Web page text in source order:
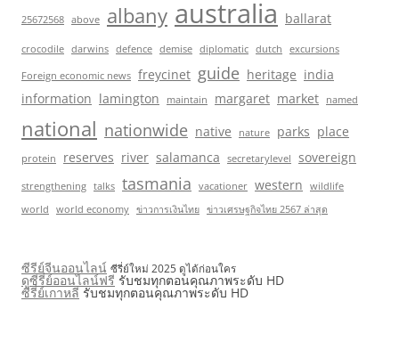
25672568 above albany australia ballarat
crocodile darwins defence demise diplomatic dutch excursions
Foreign economic news freycinet guide heritage india
information lamington maintain margaret market named
national nationwide native nature parks place
protein reserves river salamanca secretarylevel sovereign
strengthening talks tasmania vacationer western
wildlife
world
world economy ข่าวการเงินไทย ข่าวเศรษฐกิจไทย 2567 ล่าสุด
ซีรีย์จีนออนไลน์ ซีรี่ย์ใหม่ 2025 ดูได้ก่อนใคร
ดูซีรี่ย์ออนไลน์ฟรี รับชมทุกตอนคุณภาพระดับ HD
ซีรี่ย์เกาหลี รับชมทุกตอนคุณภาพระดับ HD